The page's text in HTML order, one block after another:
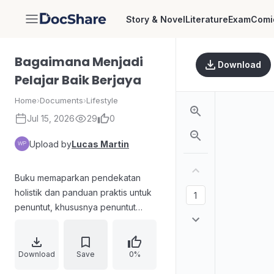
DocShare Story & NovelLiteratureExam
Bagaimana Menjadi
Pelajar Baik Berjaya
Home›Documents›Lifestyle
Jul 15, 2026 29 0
Upload byLucas Martin
Buku memaparkan pendekatan
holistik dan panduan praktis untuk
penuntut, khususnya penuntut
yang baik dan berjaya. Isi
menekankan pentingnya budaya
Download Save 0%
Download